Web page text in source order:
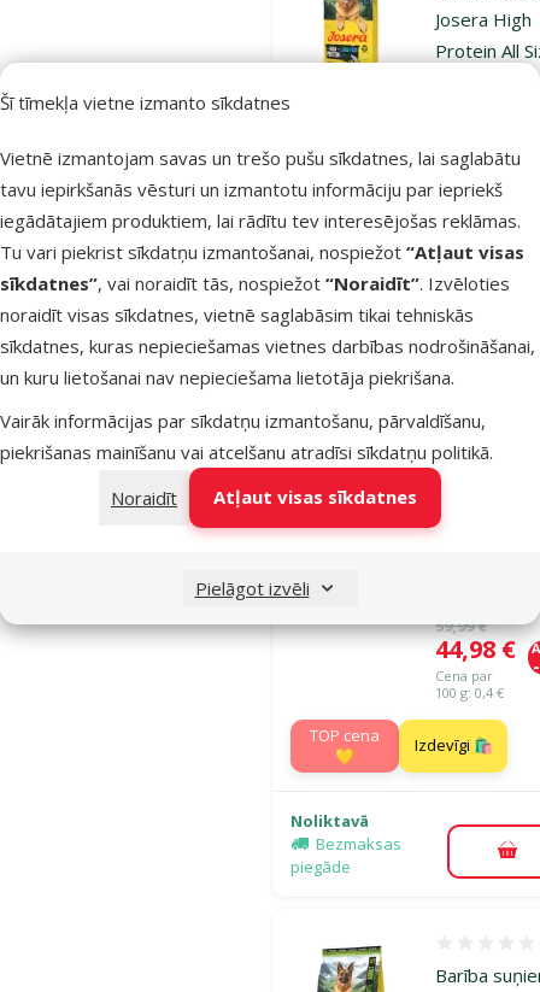
Šī tīmekļa vietne izmanto sīkdatnes
Vietnē izmantojam savas un trešo pušu sīkdatnes, lai saglabātu
tavu iepirkšanās vēsturi un izmantotu informāciju par iepriekš
iegādātajiem produktiem, lai rādītu tev interesējošas reklāmas.
Tu vari piekrist sīkdatņu izmantošanai, nospiežot “Atļaut visas
sīkdatnes”, vai noraidīt tās, nospiežot “Noraidīt”. Izvēloties
noraidīt visas sīkdatnes, vietnē saglabāsim tikai tehniskās
sīkdatnes, kuras nepieciešamas vietnes darbības nodrošināšanai,
un kuru lietošanai nav nepieciešama lietotāja piekrišana.
Vairāk informācijas par sīkdatņu izmantošanu, pārvaldīšanu,
piekrišanas mainīšanu vai atcelšanu atradīsi sīkdatņu politikā.
Noraidīt
Atļaut visas sīkdatnes
Pielāgot izvēli
Josera High
Protein All
Adult Sea
Oriģinālā
66,99 €
Cena
49,98 €
TOP cena
Izdevīgi 🛍️
Noliktavā
piegāde
Barība
Protein All
Atsauksmes
Oriģinālā
59,99 €
Cena
44,98 €
Cena par
100 g: 0,4 €
TOP cena
💛
Izdevīgi 🛍️
Noliktavā
Bezmaksas
piegāde
Barība